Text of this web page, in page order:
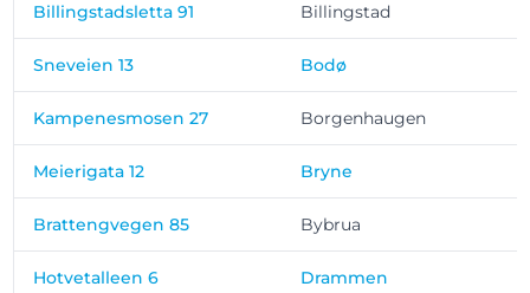
Billingstadsletta 91 Billingstad
Sneveien 13 Bodø
Kampenesmosen 27 Borgenhaugen
Meierigata 12 Bryne
Brattengvegen 85 Bybrua
Hotvetalleen 6 Drammen